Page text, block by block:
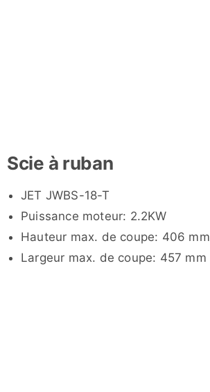
Scie à ruban
JET JWBS-18-T
Puissance moteur: 2.2KW
Hauteur max. de coupe: 406 mm
Largeur max. de coupe: 457 mm